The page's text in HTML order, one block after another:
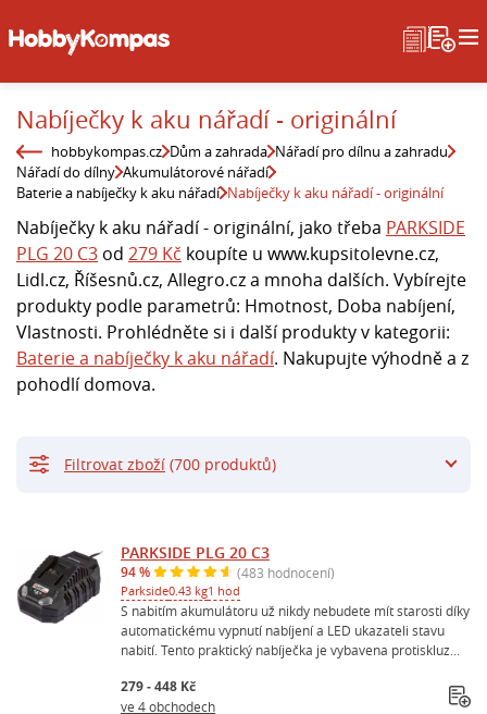
Nabíječky k aku nářadí - originální
hobbykompas.cz Dům a zahrada Nářadí pro dílnu a zahradu
Nářadí do dílny Akumulátorové nářadí
Baterie a nabíječky k aku nářadí Nabíječky k aku nářadí - originální
Nabíječky k aku nářadí - originální, jako třeba PARKSIDE
PLG 20 C3 od 279 Kč koupíte u www.kupsitolevne.cz,
Lidl.cz, Říšesnů.cz, Allegro.cz a mnoha dalších. Vybírejte
produkty podle parametrů: Hmotnost, Doba nabíjení,
Vlastnosti. Prohlédněte si i další produkty v kategorii:
Baterie a nabíječky k aku nářadí. Nakupujte výhodně a z
pohodlí domova.
PARKSIDE PLG 20 C3
94 % (483 hodnocení)
Parkside0.43 kg1 hod
S nabitím akumulátoru už nikdy nebudete mít starosti díky
automatickému vypnutí nabíjení a LED ukazateli stavu
nabití. Tento praktický nabíječka je vybavena protiskluz...
279 - 448 Kč
ve 4 obchodech
Filtrovat zboží (700 produktů)